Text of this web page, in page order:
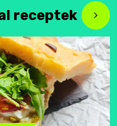
receptek